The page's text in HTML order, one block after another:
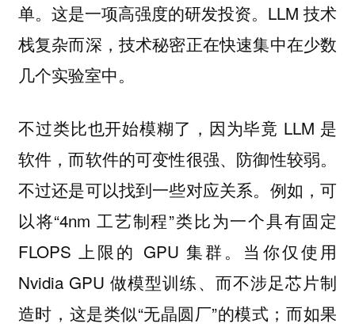
单。这是一项高强度的研发投资。LLM 技术
栈复杂而深，技术秘密正在快速集中在少数
几个实验室中。
不过类比也开始模糊了，因为毕竟 LLM 是
软件，而软件的可变性很强、防御性较弱。
不过还是可以找到一些对应关系。例如，可
以将“4nm 工艺制程”类比为一个具有固定
FLOPS 上限的 GPU 集群。当你仅使用
Nvidia GPU 做模型训练、而不涉足芯片制
造时，这是类似“无晶圆厂”的模式；而如果